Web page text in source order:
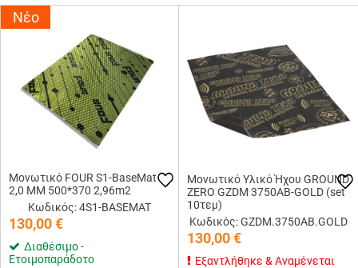
Νέο
Μονωτικό FOUR S1-BaseMat
2,0 MM 500*370 2,96m2
Κωδικός: 4S1-BASEMAT
130,00€
Διαθέσιμο -
Ετοιμοπαράδοτο
Μονωτικό Υλικό Ήχου GROUND
ZERO GZDM 3750AB-GOLD (set
10τεμ)
Κωδικός: GZDM.3750AB.GOLD
130,00€
Εξαντλήθηκε & Αναμένεται